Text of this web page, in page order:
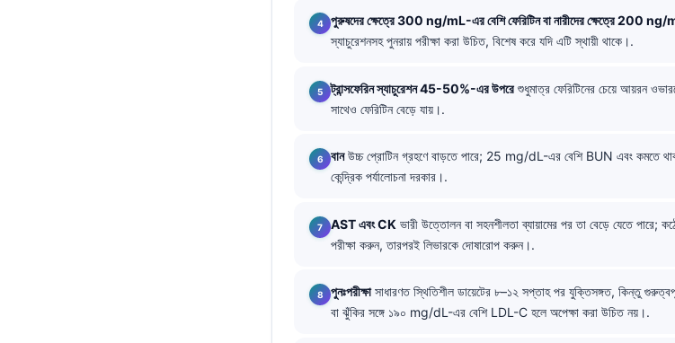
পুরুষদের ক্ষেত্রে 300 ng/mL-এর বেশি ফেরিটিন বা নারীদের ক্ষেত্রে 200 ng/
স্যাচুরেশনসহ পুনরায় পরীক্ষা করা উচিত, বিশেষ করে যদি এটি স্থায়ী থাকে।.
ট্রান্সফেরিন স্যাচুরেশন 45-50%-এর উপরেশুধুমাত্র ফেরিটিনের চেয়ে আয়রন
সাথেও ফেরিটিন বেড়ে যায়।.
বানউচ্চ প্রোটিন গ্রহণে বাড়তে পারে; 25 mg/dL-এর বেশি BUN এবং কমতে
কেন্দ্রিক পর্যালোচনা দরকার।.
AST এবং CK ভারী উত্তোলন বা সহনশীলতা ব্যায়ামের পর তা বেড়ে যেতে পারে;
পরীক্ষা করুন, তারপরই লিভারকে দোষারোপ করুন।.
পুনঃপরীক্ষাসাধারণত স্থিতিশীল ডায়েটের ৮–১২ সপ্তাহ পর যুক্তিসঙ্গত, কিন্তু
বা ঝুঁকির সঙ্গে ১৯০ mg/dL-এর বেশি LDL-C হলে অপেক্ষা করা উচিত নয়।.